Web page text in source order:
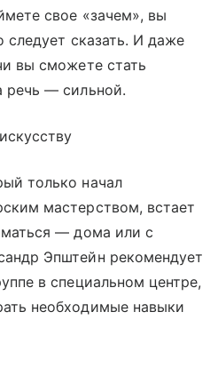
свое «зачем», вы
следует сказать. И даже
вы сможете стать
речь — сильной.
только начал
мастерством, встает
— дома или с
Эпштейн рекомендует
в специальном центре,
необходимые навыки